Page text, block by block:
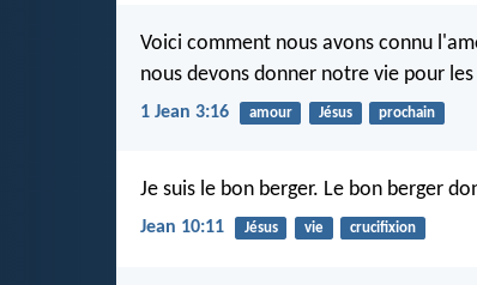
Voici comment nous avons connu
nous devons donner notre vie pour
1 Jean 3:16 amour Jésus prochain
Je suis le bon berger. Le bon berger
Jean 10:11 Jésus vie crucifixion